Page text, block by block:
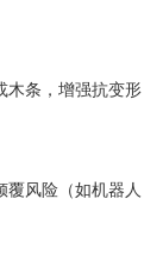
条，增强抗变形
风险（如机器人